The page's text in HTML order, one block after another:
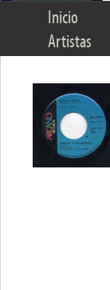
Inicio
Artistas